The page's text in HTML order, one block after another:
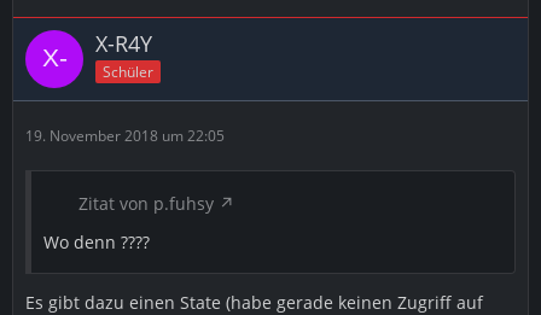
X-R4Y
Schüler
19. November 2018 um 22:05
Zitat von p.fuhsy
Wo denn ????
Es gibt dazu einen State (habe gerade keinen Zugriff auf